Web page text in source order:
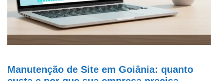
Manutenção de Site em Goiânia: quanto